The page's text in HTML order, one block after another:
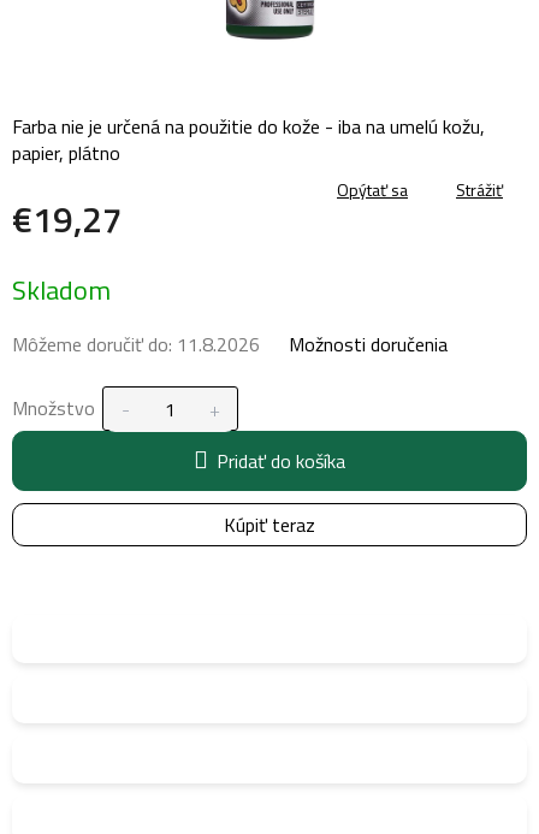
€19,27
cena:
Skladom
Môžeme doručiť do: 11.8.2026 Možnosti doručenia
Množstvo
Pridať do košíka
Kúpiť teraz
Farba nie je určená na použitie do kože - iba na umelú kožu,
papier, plátno
Opýtať sa Strážiť